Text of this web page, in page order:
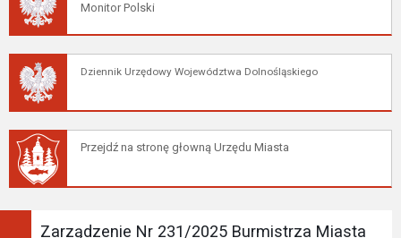
Monitor Polski
Dziennik Urzędowy Województwa Dolnośląskiego
Przejdź na stronę głowną Urzędu Miasta
Zarządzenie Nr 231/2025 Burmistrza Miasta